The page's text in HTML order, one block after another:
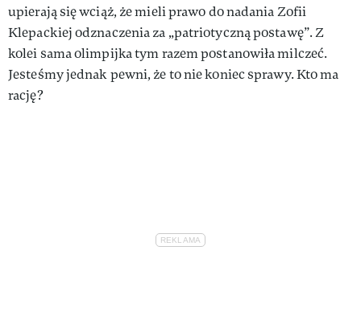
upierają się wciąż, że mieli prawo do nadania Zofii
Klepackiej odznaczenia za „patriotyczną postawę”. Z
kolei sama olimpijka tym razem postanowiła milczeć.
Jesteśmy jednak pewni, że to nie koniec sprawy. Kto ma
rację?